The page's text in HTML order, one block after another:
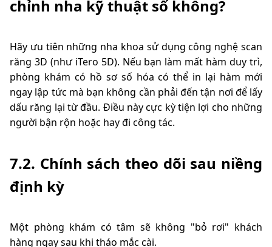
chỉnh nha kỹ thuật số không?
Hãy ưu tiên những nha khoa sử dụng công nghệ scan
răng 3D (như iTero 5D). Nếu bạn làm mất hàm duy trì,
phòng khám có hồ sơ số hóa có thể in lại hàm mới
ngay lập tức mà bạn không cần phải đến tận nơi để lấy
dấu răng lại từ đầu. Điều này cực kỳ tiện lợi cho những
người bận rộn hoặc hay đi công tác.
7.2. Chính sách theo dõi sau niềng
định kỳ
Một phòng khám có tâm sẽ không "bỏ rơi" khách
hàng ngay sau khi tháo mắc cài.